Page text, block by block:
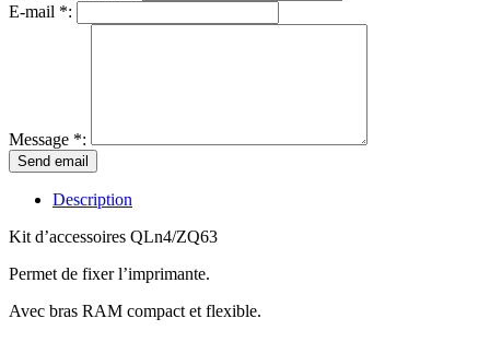
E-mail *:
Message *:
Description
Kit d’accessoires QLn4/ZQ63
Permet de fixer l’imprimante.
Avec bras RAM compact et flexible.